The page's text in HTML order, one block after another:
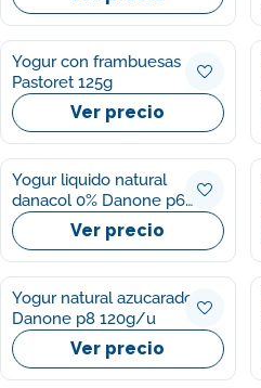
Yogur con frambuesas
Pastoret 125g
Ver precio
Yogur liquido natural
danacol 0% Danone p6
100g/u Ver precio
Yogur natural azucarado
Danone p8 120g/u
Ver precio